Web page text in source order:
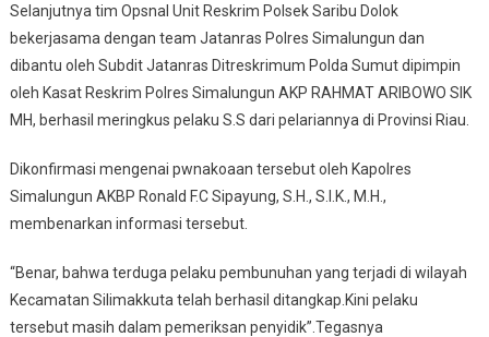
Selanjutnya tim Opsnal Unit Reskrim Polsek Saribu Dolok
bekerjasama dengan team Jatanras Polres Simalungun dan
dibantu oleh Subdit Jatanras Ditreskrimum Polda Sumut dipimpin
oleh Kasat Reskrim Polres Simalungun AKP RAHMAT ARIBOWO SIK
MH, berhasil meringkus pelaku S.S dari pelariannya di Provinsi Riau.
Dikonfirmasi mengenai pwnakoaan tersebut oleh Kapolres
Simalungun AKBP Ronald F.C Sipayung, S.H., S.I.K., M.H.,
membenarkan informasi tersebut.
“Benar, bahwa terduga pelaku pembunuhan yang terjadi di wilayah
Kecamatan Silimakkuta telah berhasil ditangkap.Kini pelaku
tersebut masih dalam pemeriksan penyidik”.Tegasnya